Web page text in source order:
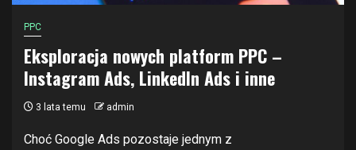
PPC
Eksploracja nowych platform PPC –
Instagram Ads, LinkedIn Ads i inne
3 lata temu admin
Choć Google Ads pozostaje jednym z